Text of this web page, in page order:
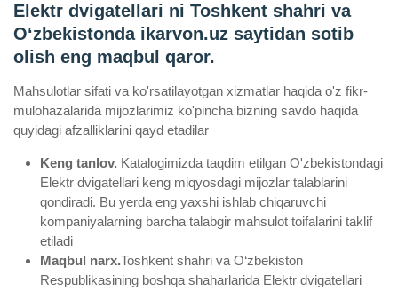
Elektr dvigatellari ni Toshkent shahri va
Oʻzbekistonda ikarvon.uz saytidan sotib
olish eng maqbul qaror.
Mahsulotlar sifati va ko'rsatilayotgan xizmatlar haqida o'z fikr-
mulohazalarida mijozlarimiz ko'pincha bizning savdo haqida
quyidagi afzalliklarini qayd etadilar
Keng tanlov. Katalogimizda taqdim etilgan O'zbekistondagi
Elektr dvigatellari keng miqyosdagi mijozlar talablarini
qondiradi. Bu yerda eng yaxshi ishlab chiqaruvchi
kompaniyalarning barcha talabgir mahsulot toifalarini taklif
etiladi
Maqbul narx.Toshkent shahri va O‘zbekiston
Respublikasining boshqa shaharlarida Elektr dvigatellari